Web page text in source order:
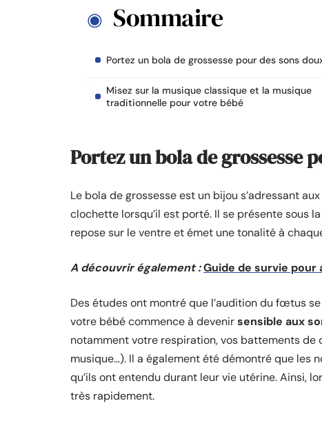
Sommaire
Portez un bola de grossesse pour des sons
Misez sur la musique classique et la musique
traditionnelle pour votre bébé
Portez un bola de grossesse
Le bola de grossesse est un bijou s’adressant
clochette lorsqu’il est porté. Il se présente sous
repose sur le ventre et émet une tonalité à
A découvrir également :Guide de survie pour
Des études ont montré que l’audition du fœtus
votre bébé commence à devenirsensible aux
notamment votre respiration, vos battements
musique…). Il a également été démontré que les
qu’ils ont entendu durant leur vie utérine. Ainsi,
très rapidement.